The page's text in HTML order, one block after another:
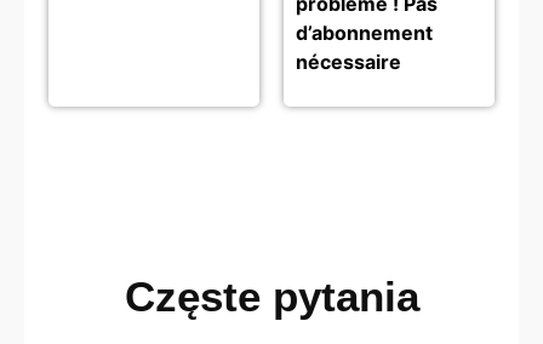
d’abonnement
nécessaire
Częste pytania